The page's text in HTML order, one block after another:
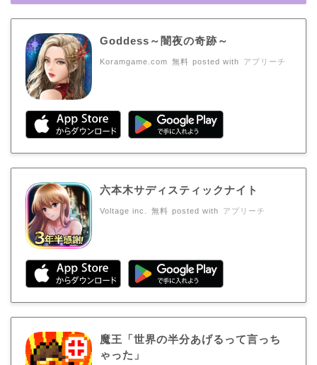
Goddess～闇夜の奇跡～
Koramgame.com 無料 posted with アプリーチ
六本木サディスティックナイト
Voltage inc. 無料 posted with アプリーチ
魔王「世界の半分あげるって言っち
ゃった」